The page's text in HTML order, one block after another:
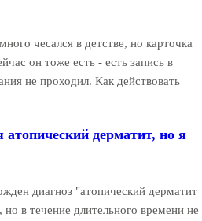
чесался в детстве, но карточка
он тоже есть - есть запись в
не проходил. Как действовать
атопический дерматит, но я
диагноз "атопический дерматит
в течение длительного времени не